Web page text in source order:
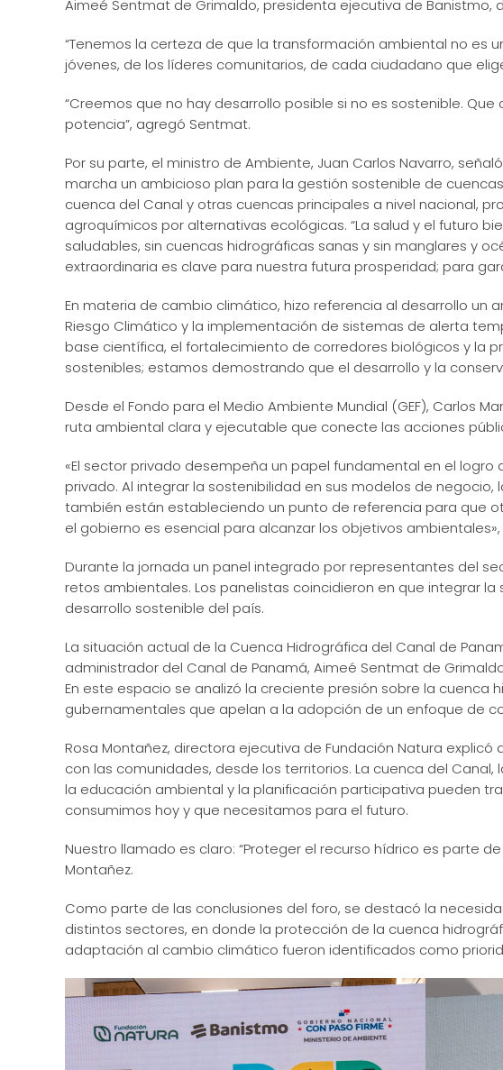
Aimeé Sentmat de Grimaldo, presidenta ejecutiva de
“Tenemos la certeza de que la transformación ambiental no es
jóvenes, de los líderes comunitarios, de cada ciudadano que
“Creemos que no hay desarrollo posible si no es sostenible.
potencia”, agregó Sentmat.
Por su parte, el ministro de Ambiente, Juan Carlos Navarro,
marcha un ambicioso plan para la gestión sostenible de
cuenca del Canal y otras cuencas principales a nivel nacional,
agroquímicos por alternativas ecológicas. “La salud y el futuro
saludables, sin cuencas hidrográficas sanas y sin manglares y
extraordinaria es clave para nuestra futura prosperidad; para
En materia de cambio climático, hizo referencia al desarrollo
Riesgo Climático y la implementación de sistemas de alerta
base científica, el fortalecimiento de corredores biológicos y la
sostenibles; estamos demostrando que el desarrollo y la
Desde el Fondo para el Medio Ambiente Mundial (GEF), Carlos
ruta ambiental clara y ejecutable que conecte las acciones
«El sector privado desempeña un papel fundamental en el
privado. Al integrar la sostenibilidad en sus modelos de
también están estableciendo un punto de referencia para que
el gobierno es esencial para alcanzar los objetivos ambientales»,
Durante la jornada un panel integrado por representantes del
retos ambientales. Los panelistas coincidieron en que integrar
desarrollo sostenible del país.
La situación actual de la Cuenca Hidrográfica del Canal de
administrador del Canal de Panamá, Aimeé Sentmat de
En este espacio se analizó la creciente presión sobre la cuenca
gubernamentales que apelan a la adopción de un enfoque de
Rosa Montañez, directora ejecutiva de Fundación Natura
con las comunidades, desde los territorios. La cuenca del
la educación ambiental y la planificación participativa pueden
consumimos hoy y que necesitamos para el futuro.
Nuestro llamado es claro: “Proteger el recurso hídrico es parte
Montañez.
Como parte de las conclusiones del foro, se destacó la
distintos sectores, en donde la protección de la cuenca
adaptación al cambio climático fueron identificados como